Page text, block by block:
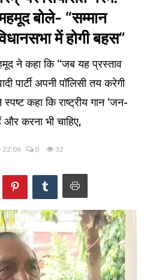
बोले- “सम्मान
में होगी बहस”
ने कहा कि “जब यह प्रस्ताव
पार्टी अपनी पॉलिसी तय करेगी
कहा कि राष्ट्रीय गान ‘जन-
करना भी चाहिए,
22:06 0 32